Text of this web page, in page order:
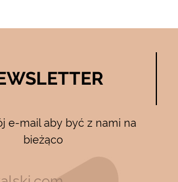
e-mail aby być z nami na
bieżąco